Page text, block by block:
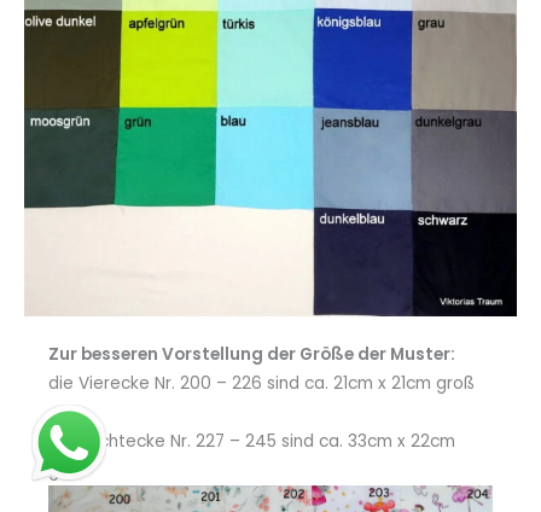
Zur besseren Vorstellung der Größe der Muster:
die Vierecke Nr. 200 – 226 sind ca. 21cm x 21cm groß
die Rechtecke Nr. 227 – 245 sind ca. 33cm x 22cm
groß